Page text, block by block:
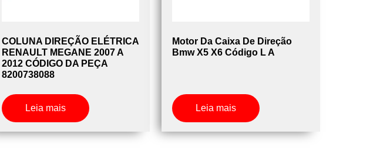
COLUNA DIREÇÃO ELÉTRICA
RENAULT MEGANE 2007 A
2012 CÓDIGO DA PEÇA
8200738088
Leia mais
Motor Da Caixa De Direção
Bmw X5 X6 Código L A
Leia mais